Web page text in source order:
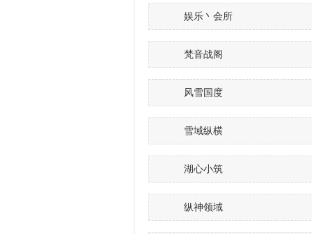
娱乐丶会所
梵音战阁
风雪国度
雪域纵横
湖心小筑
纵神领域